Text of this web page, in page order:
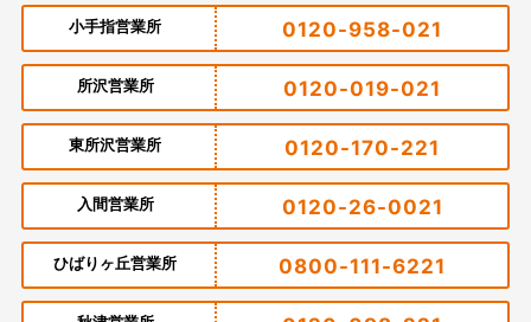
小手指営業所 0120-958-021
所沢営業所 0120-019-021
東所沢営業所 0120-170-221
入間営業所 0120-26-0021
ひばりヶ丘営業所 0800-111-6221